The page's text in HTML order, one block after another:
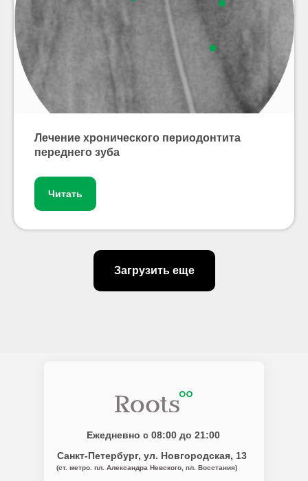
Лечение хронического периодонтита
переднего зуба
Читать
Загрузить еще
Санкт-Петербург, ул. Новгородская, 13
(ст. метро. пл. Александра Невского, пл. Восстания)
Ежедневно с 08:00 до 21:00